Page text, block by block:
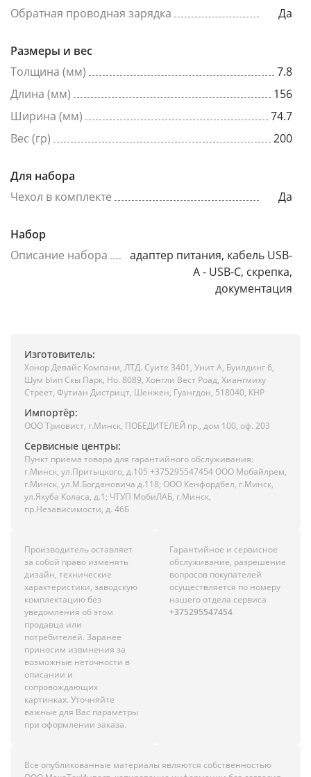
Обратная проводная зарядка
Да
Размеры и вес
Толщина (мм)
7.8
Длина (мм)
156
Ширина (мм)
74.7
Вес (гр)
200
Для набора
Чехол в комплекте
Да
Набор
Описание набора
адаптер питания, кабель USB-
A - USB-C, скрепка,
документация
Изготовитель:
Хонор Девайс Компани, ЛТД. Суите 3401, Унит A, Буилдинг 6,
Шум Ыип Скы Парк, Но. 8089, Хонгли Вест Роад, Xиангмиху
Стреет, Футиан Дистрицт, Шенжен, Гуангдон, 518040, КНР
Импортёр:
ООО Триовист, г.Минск, ПОБЕДИТЕЛЕЙ пр., дом 100, оф. 203
Сервисные центры:
Пункт приема товара для гарантийного обслуживания:
г.Минск, ул.Притыцкого, д.105 +375295547454 ООО Мобайлрем,
г.Минск, ул.М.Богдановича д.118; ООО Кенфордбел, г.Минск,
ул.Якуба Коласа, д.1; ЧТУП МобиЛАБ, г.Минск,
пр.Независимости, д. 46Б
Производитель оставляет
за собой право изменять
дизайн, технические
характеристики, заводскую
комплектацию без
уведомления об этом
продавца или
потребителей. Заранее
приносим извинения за
возможные неточности в
описании и
сопровождающих
картинках. Уточняйте
важные для Вас параметры
при оформлении заказа.
Гарантийное и сервисное
обслуживание, разрешение
вопросов покупателей
осуществляется по номеру
нашего отдела сервиса
+375295547454
Все опубликованные материалы являются собственностью